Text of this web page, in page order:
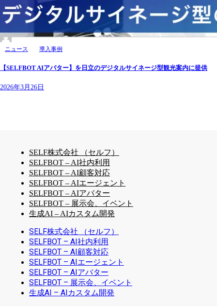
ニュース 導入事例
【SELFBOT AIアバター】を日立のデジタルサイネージ型観光案内に提供
2026年3月26日
SELF株式会社 （セルフ）
SELFBOT – AI社内利用
SELFBOT – AI顧客対応
SELFBOT – AIエージェント
SELFBOT – AIアバター
SELFBOT – 展示会、イベント
生成AI – AIカスタム開発
SELF株式会社 （セルフ）
SELFBOT – AI社内利用
SELFBOT – AI顧客対応
SELFBOT – AIエージェント
SELFBOT – AIアバター
SELFBOT – 展示会、イベント
生成AI – AIカスタム開発